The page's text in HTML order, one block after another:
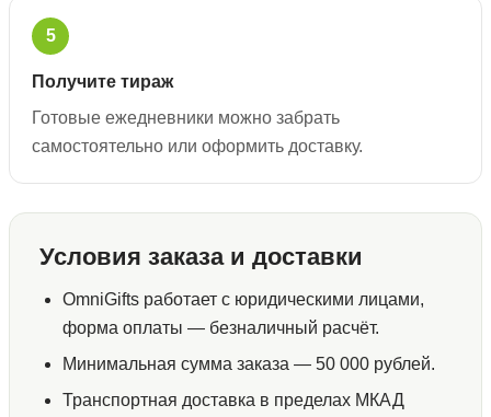
5
Получите тираж
Готовые ежедневники можно забрать
самостоятельно или оформить доставку.
Условия заказа и доставки
OmniGifts работает с юридическими лицами,
форма оплаты — безналичный расчёт.
Минимальная сумма заказа — 50 000 рублей.
Транспортная доставка в пределах МКАД